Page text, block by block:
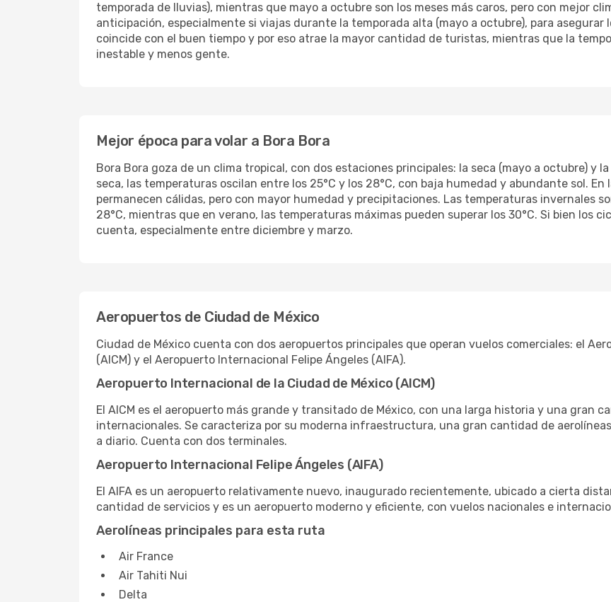
temporada de lluvias), mientras que mayo a octubre son los meses más caros, pero con mejor
anticipación, especialmente si viajas durante la temporada alta (mayo a octubre), para asegurar
coincide con el buen tiempo y por eso atrae la mayor cantidad de turistas, mientras que la
inestable y menos gente.
Mejor época para volar a Bora Bora
Bora Bora goza de un clima tropical, con dos estaciones principales: la seca (mayo a octubre) y
seca, las temperaturas oscilan entre los 25°C y los 28°C, con baja humedad y abundante sol.
permanecen cálidas, pero con mayor humedad y precipitaciones. Las temperaturas invernales
28°C, mientras que en verano, las temperaturas máximas pueden superar los 30°C. Si bien los
cuenta, especialmente entre diciembre y marzo.
Aeropuertos de Ciudad de México
Ciudad de México cuenta con dos aeropuertos principales que operan vuelos comerciales: el
(AICM) y el Aeropuerto Internacional Felipe Ángeles (AIFA).
Aeropuerto Internacional de la Ciudad de México (AICM)
El AICM es el aeropuerto más grande y transitado de México, con una larga historia y una gran
internacionales. Se caracteriza por su moderna infraestructura, una gran cantidad de
a diario. Cuenta con dos terminales.
Aeropuerto Internacional Felipe Ángeles (AIFA)
El AIFA es un aeropuerto relativamente nuevo, inaugurado recientemente, ubicado a cierta
cantidad de servicios y es un aeropuerto moderno y eficiente, con vuelos nacionales e
Aerolíneas principales para esta ruta
Air France
Air Tahiti Nui
Delta